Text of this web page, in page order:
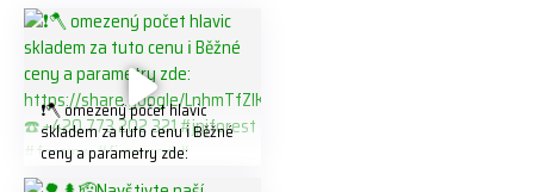
❗️🪓 omezený počet hlavic
skladem za tuto cenu ℹ️ Běžné
ceny a parametry zde: